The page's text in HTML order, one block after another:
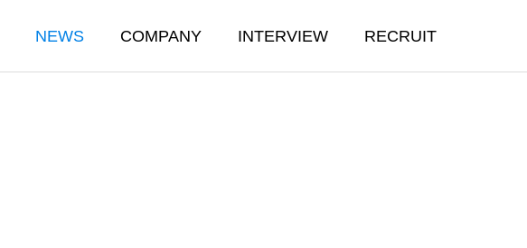
NEWS COMPANY INTERVIEW RECRUIT